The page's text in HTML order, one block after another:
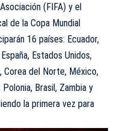
(FIFA) y el
de la Copa Mundial
16 países: Ecuador,
Estados Unidos,
Corea del Norte, México,
Brasil, Zambia y
la primera vez para